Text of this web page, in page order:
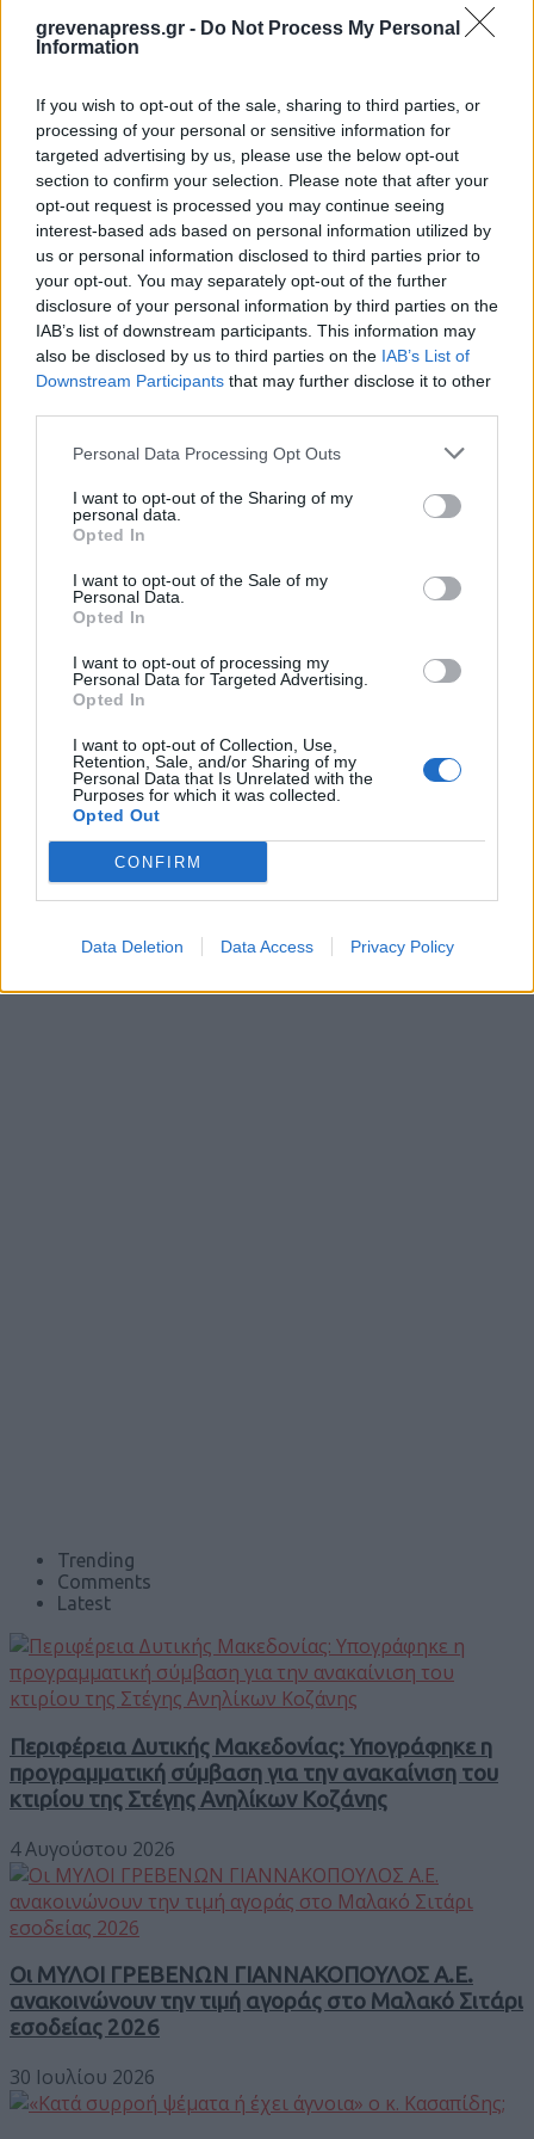
grevenapress.gr - Do Not Process My Personal
Information
If you wish to opt-out of the sale, sharing to third parties, or
processing of your personal or sensitive information for
targeted advertising by us, please use the below opt-out
section to confirm your selection. Please note that after your
opt-out request is processed you may continue seeing
interest-based ads based on personal information utilized by
us or personal information disclosed to third parties prior to
your opt-out. You may separately opt-out of the further
disclosure of your personal information by third parties on the
IAB’s list of downstream participants. This information may
also be disclosed by us to third parties on the IAB’s List of
Downstream Participants that may further disclose it to other
Personal Data Processing Opt Outs
I want to opt-out of the Sharing of my
personal data.
Opted In
I want to opt-out of the Sale of my
Personal Data.
Opted In
I want to opt-out of processing my
Personal Data for Targeted Advertising.
Opted In
I want to opt-out of Collection, Use,
Retention, Sale, and/or Sharing of my
Personal Data that Is Unrelated with the
Purposes for which it was collected.
Opted Out
CONFIRM
Data Deletion Data Access Privacy Policy
Διατροφή
Υγεία
Auto
Trending
Comments
Latest
Περιφέρεια Δυτικής Μακεδονίας: Υπογράφηκε η
προγραμματική σύμβαση για την ανακαίνιση του
κτιρίου της Στέγης Ανηλίκων Κοζάνης
4 Αυγούστου 2026
Οι ΜΥΛΟΙ ΓΡΕΒΕΝΩΝ ΓΙΑΝΝΑΚΟΠΟΥΛΟΣ Α.Ε.
ανακοινώνουν την τιμή αγοράς στο Μαλακό Σιτάρι
εσοδείας 2026
30 Ιουλίου 2026